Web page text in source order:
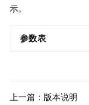
示。
参数表
上一篇： 版本说明